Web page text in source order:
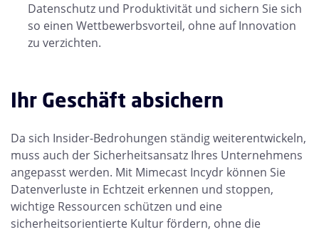
Datenschutz und Produktivität und sichern Sie sich
so einen Wettbewerbsvorteil, ohne auf Innovation
zu verzichten.
Ihr Geschäft absichern
Da sich Insider-Bedrohungen ständig weiterentwickeln,
muss auch der Sicherheitsansatz Ihres Unternehmens
angepasst werden. Mit Mimecast Incydr können Sie
Datenverluste in Echtzeit erkennen und stoppen,
wichtige Ressourcen schützen und eine
sicherheitsorientierte Kultur fördern, ohne die